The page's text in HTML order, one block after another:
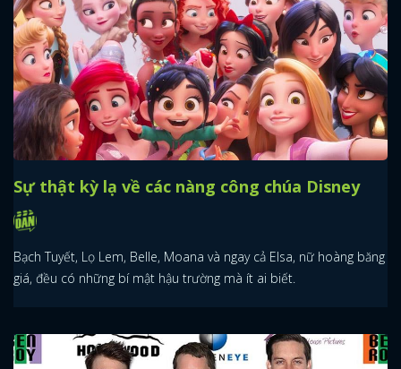
Sự thật kỳ lạ về các nàng công chúa Disney
Bạch Tuyết, Lọ Lem, Belle, Moana và ngay cả Elsa, nữ hoàng băng
giá, đều có những bí mật hậu trường mà ít ai biết.